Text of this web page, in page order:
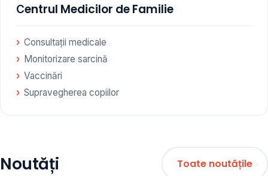
Сentrul Medicilor de Familie
Consultații medicale
Monitorizare sarcină
Vaccinări
Supravegherea copiilor
Noutăți Toate noutățile